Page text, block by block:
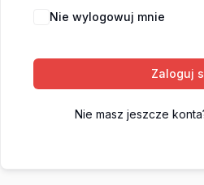
Nie wylogowuj mnie
Zaloguj
Nie masz jeszcze